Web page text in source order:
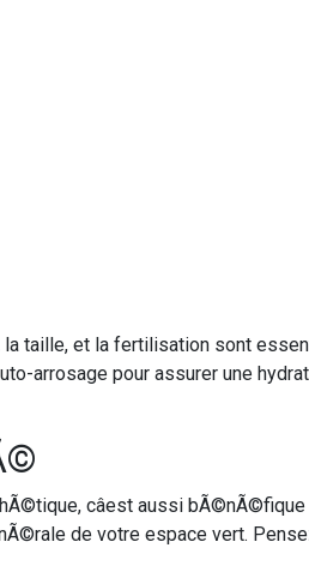
taille, et la fertilisation sont
arrosage pour assurer une
câest aussi
de votre espace vert.